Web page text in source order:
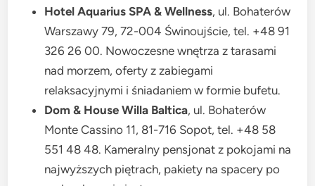
Hotel Aquarius SPA & Wellness, ul. Bohaterów
Warszawy 79, 72-004 Świnoujście, tel. +48 91
326 26 00. Nowoczesne wnętrza z tarasami
nad morzem, oferty z zabiegami
relaksacyjnymi i śniadaniem w formie bufetu.
Dom & House Willa Baltica, ul. Bohaterów
Monte Cassino 11, 81-716 Sopot, tel. +48 58
551 48 48. Kameralny pensjonat z pokojami na
najwyższych piętrach, pakiety na spacery po